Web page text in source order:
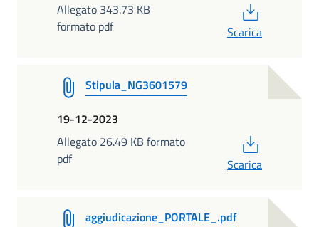
Allegato 343.73 KB
formato pdf
Scarica
Stipula_NG3601579
19-12-2023
Allegato 26.49 KB formato
pdf
Scarica
aggiudicazione_PORTALE_.pdf